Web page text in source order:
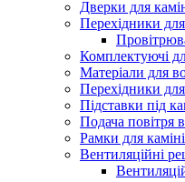
Дверки для
Перехідники
Комплектуючі
Матеріали для
Перехідники
Підставки під
Подача повітря
Рамки для
Вентиляційні